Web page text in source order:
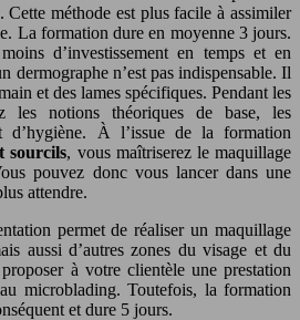
méthode est plus facile à assimiler
La formation dure en moyenne 3 jours.
d’investissement en temps et en
dermographe n’est pas indispensable. Il
et des lames spécifiques. Pendant les
les notions théoriques de base, les
d’hygiène. À l’issue de la formation
sourcils, vous maîtriserez le maquillage
pouvez donc vous lancer dans une
attendre.
permet de réaliser un maquillage
aussi d’autres zones du visage et du
à votre clientèle une prestation
microblading. Toutefois, la formation
et dure 5 jours.